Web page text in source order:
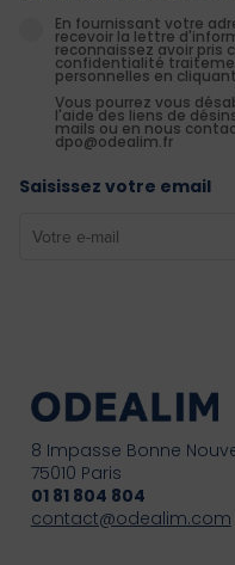
En fournissant votre
recevoir la lettre
reconnaissez avoir pris
confidentialité
personnelles en
Vous pourrez vous
l'aide des liens de
mails ou en nous
dpo@odealim.fr
Saisissez votre email
8 Impasse Bonne
75010 Paris
01 81 804 804
contact@odealim.com